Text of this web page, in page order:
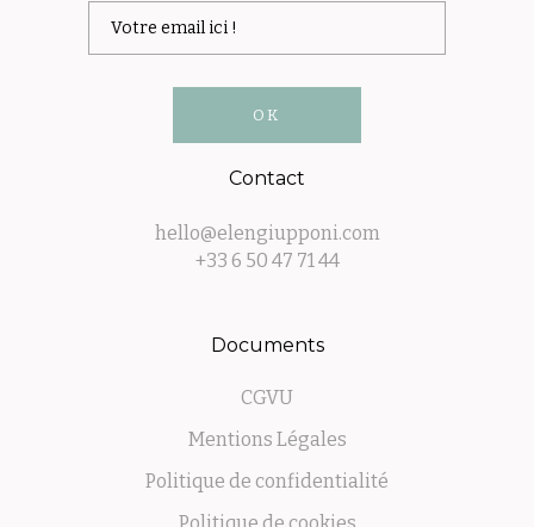
Contact
hello@elengiupponi.com
+33 6 50 47 71 44
Documents
CGVU
Mentions Légales
Politique de confidentialité